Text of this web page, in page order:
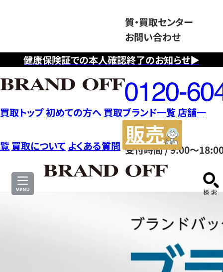
健康保険証での本人確認終了のお知らせ▶
質・買取センター
お問い合わせ
フ
リ
ー
ダ
イ
ヤ
ル
0120604117
受付時間 / 9:00～
買取トップ初めての方へ 買取ブランド一覧店舗一
覧 買取について よくある質問
サ